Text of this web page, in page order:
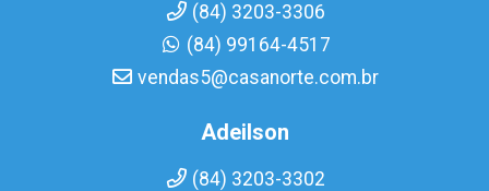
(84) 3203-3306
(84) 99164-4517
vendas5@casanorte.com.br
Adeilson
(84) 3203-3302